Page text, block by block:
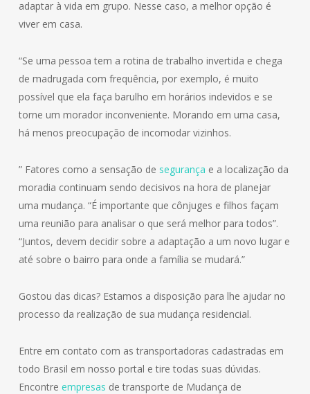
adaptar à vida em grupo. Nesse caso, a melhor opção é
viver em casa.
“Se uma pessoa tem a rotina de trabalho invertida e chega
de madrugada com frequência, por exemplo, é muito
possível que ela faça barulho em horários indevidos e se
torne um morador inconveniente. Morando em uma casa,
há menos preocupação de incomodar vizinhos.
” Fatores como a sensação de segurança e a localização da
moradia continuam sendo decisivos na hora de planejar
uma mudança. “É importante que cônjuges e filhos façam
uma reunião para analisar o que será melhor para todos”.
“Juntos, devem decidir sobre a adaptação a um novo lugar e
até sobre o bairro para onde a família se mudará.”
Gostou das dicas? Estamos a disposição para lhe ajudar no
processo da realização de sua mudança residencial.
Entre em contato com as transportadoras cadastradas em
todo Brasil em nosso portal e tire todas suas dúvidas.
Encontre empresas de transporte de Mudança de